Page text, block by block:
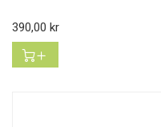
Pris
390,00 kr